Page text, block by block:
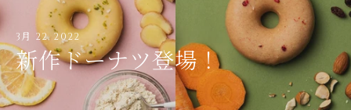
3月 22, 2022
新作ドーナツ登場！